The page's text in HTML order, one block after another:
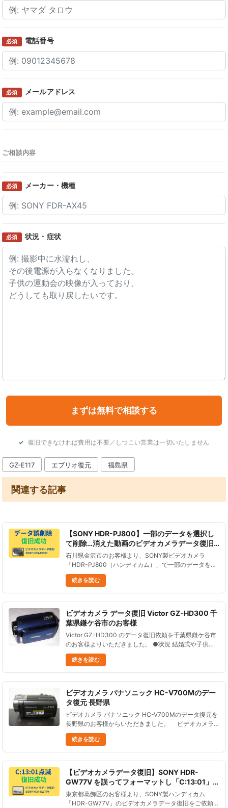
必須 電話番号
必須 メールアドレス
ご相談内容
必須 メーカー・機種
必須 状況・症状
復旧できなければ費用は不要／しつこい営業は一切いたしません
GZ-E117 エブリオ復元 福島県
関連する記事
【SONY HDR-PJ800】一部のデータを選択し
て削除…消えた動画のビデオカメラデータ復旧
事例
石川県金沢市のお客様より、SONY製ビデオカメラ
「HDR-PJ800（ハンディカム）」で一部のデータを選
択して削除してしまったとのご相談をいただきました。
ビデオカメラデータ復旧の作業を行い、削除された動画
6ファイル（合計......
続きを読む
ビデオカメラ データ復旧 Victor GZ-HD300 千
葉県鎌ケ谷市のお客様
Victor GZ-HD300 のデータ復旧依頼を千葉県鎌ケ谷市
のお客様よりいただきました。 ●状況 結婚式や子供の
成長記録を撮影していたのだが、誤ってHDDフォーマ
ットを実行してしまい、動画を全て削除してしまった。
そ......
続きを読む
ビデオカメラ パナソニック HC-V700Mのデー
タ復元 長野県
ビデオカメラ パナソニック HC-V700Mのデータ復元を
長野県のお客様からいただきました。 ビデオカメラ
パナソニック HC-V700Mは、２０１２年２月に発売さ
れたビデオカメラです。 内蔵......
続きを読む
【ビデオカメラデータ復旧】SONY HDR-
GW77V を誤ってフォーマットし「C:13:01」
エラーで内蔵メモリーが認識できなくなった事
例(東京都葛飾区)
東京都葛飾区のお客様より、SONY製ハンディカム
「HDR-GW77V」のビデオカメラデータ復旧をご依頼い